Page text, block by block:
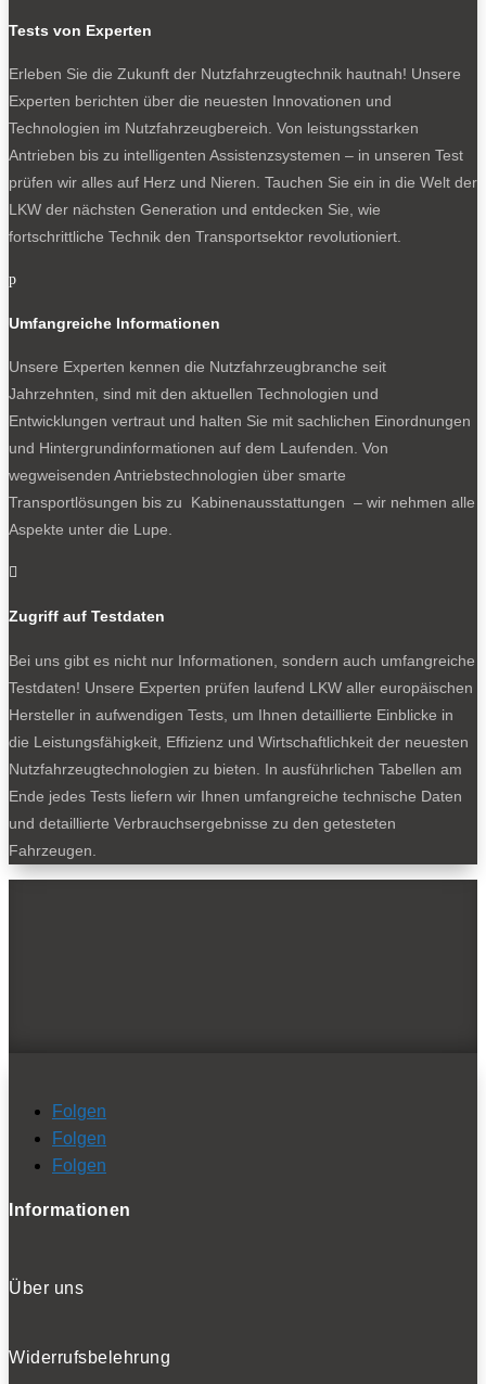
Tests von Experten
Erleben Sie die Zukunft der Nutzfahrzeugtechnik hautnah! Unsere
Experten berichten über die neuesten Innovationen und
Technologien im Nutzfahrzeugbereich. Von leistungsstarken
Antrieben bis zu intelligenten Assistenzsystemen – in unseren Test
prüfen wir alles auf Herz und Nieren. Tauchen Sie ein in die Welt der
LKW der nächsten Generation und entdecken Sie, wie
fortschrittliche Technik den Transportsektor revolutioniert.
p
Umfangreiche Informationen
Unsere Experten kennen die Nutzfahrzeugbranche seit
Jahrzehnten, sind mit den aktuellen Technologien und
Entwicklungen vertraut und halten Sie mit sachlichen Einordnungen
und Hintergrundinformationen auf dem Laufenden. Von
wegweisenden Antriebstechnologien über smarte
Transportlösungen bis zu Kabinenausstattungen – wir nehmen alle
Aspekte unter die Lupe.

Zugriff auf Testdaten
Bei uns gibt es nicht nur Informationen, sondern auch umfangreiche
Testdaten! Unsere Experten prüfen laufend LKW aller europäischen
Hersteller in aufwendigen Tests, um Ihnen detaillierte Einblicke in
die Leistungsfähigkeit, Effizienz und Wirtschaftlichkeit der neuesten
Nutzfahrzeugtechnologien zu bieten. In ausführlichen Tabellen am
Ende jedes Tests liefern wir Ihnen umfangreiche technische Daten
und detaillierte Verbrauchsergebnisse zu den getesteten
Fahrzeugen.
Folgen
Folgen
Folgen
Informationen
Über uns
Widerrufsbelehrung